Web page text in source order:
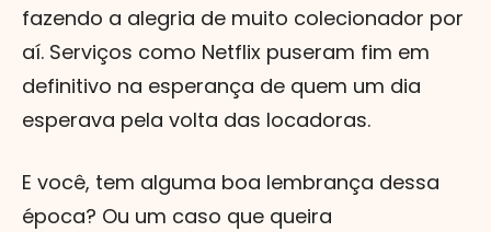
fazendo a alegria de muito colecionador por
aí. Serviços como Netflix puseram fim em
definitivo na esperança de quem um dia
esperava pela volta das locadoras.
E você, tem alguma boa lembrança dessa
época? Ou um caso que queira